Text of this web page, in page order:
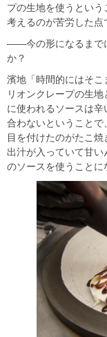
プの生地を使うとい
考えるのが苦労した点
――今の形になるまで
か？
濱地「時間的にはそ
リオンクレープの生
に使われるソースは
合わないということ
目を付けたのがたこ
出汁が入っていて甘い
のソースを使うことに